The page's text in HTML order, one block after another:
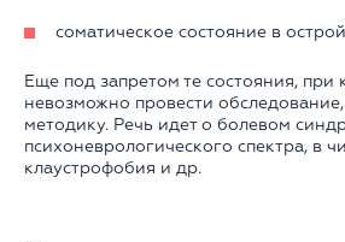
соматическое состояние в
Еще под запретом те состояния, при
невозможно провести
методику. Речь идет о болевом
психоневрологического спектра, в
клаустрофобия и др.